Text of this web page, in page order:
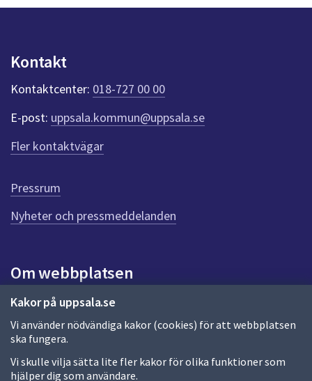
Kakor på uppsala.se
Vi använder nödvändiga kakor (cookies) för att webbplatsen
ska fungera.
Vi skulle vilja sätta lite fler kakor för olika funktioner som
hjälper dig som användare.
n
k
t
e
r
f
ö
r
e
n
n
a
d
a
Kontakt
Kontaktcenter: 018-727 00 00
E-post: uppsala.kommun@uppsala.se
Fler kontaktvägar
Pressrum
Nyheter och pressmeddelanden
Om webbplatsen
Om webbplatsen
Allmänna handlingar och diarium
Behandling av personuppgifter